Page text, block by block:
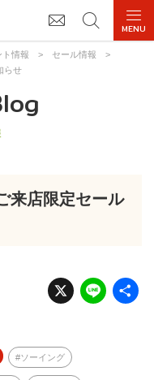
ト情報 > セール情報
>
らせ
来店限定セール
X Li
n
ソーイング